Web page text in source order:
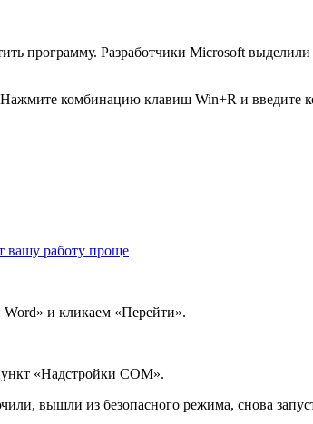
программу. Разработчики Microsoft
комбинацию клавиш Win+R и введите
вашу работу проще
и кликаем «Перейти».
«Надстройки COM».
вышли из безопасного режима, снова